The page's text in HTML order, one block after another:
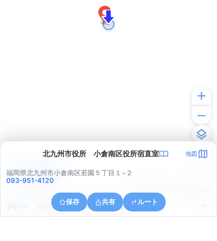
北九州市役所 小倉南区役所宿直室 地図
福岡県北九州市小倉南区若園５丁目１−２
093-951-4120
保存 共有 ルート
福岡県北九州市小倉南区蜷田若園３丁目９
アプリで見る